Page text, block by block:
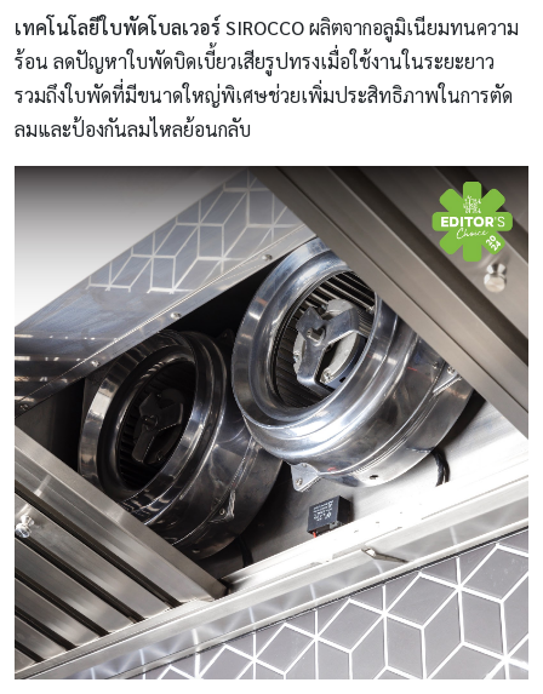
เทคโนโลยีใบพัดโบลเวอร์ SIROCCOผลิตจากอลูมิเนียมทนความ
ร้อน ลดปัญหาใบพัดบิดเบี้ยวเสียรูปทรงเมื่อใช้งานในระยะยาว
รวมถึงใบพัดที่มีขนาดใหญ่พิเศษช่วยเพิ่มประสิทธิภาพในการตัด
ลมและป้องกันลมไหลย้อนกลับ